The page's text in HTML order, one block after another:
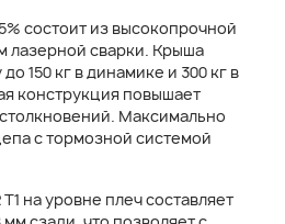
состоит из высокопрочной
лазерной сварки. Крыша
150 кг в динамике и 300 кг в
конструкция повышает
Максимально
с тормозной системой
на уровне плеч составляет